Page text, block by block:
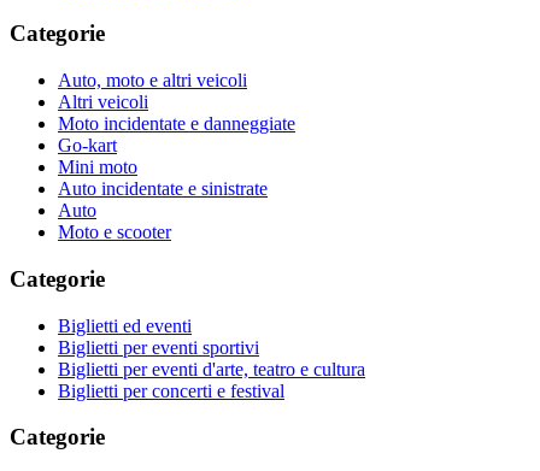
Categorie
Auto, moto e altri veicoli
Altri veicoli
Moto incidentate e danneggiate
Go-kart
Mini moto
Auto incidentate e sinistrate
Auto
Moto e scooter
Categorie
Biglietti ed eventi
Biglietti per eventi sportivi
Biglietti per eventi d'arte, teatro e cultura
Biglietti per concerti e festival
Categorie